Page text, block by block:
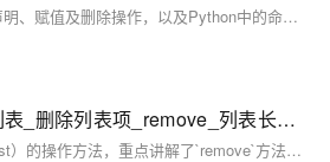
本文介绍了变量的定义、声明、赋值及删除操作，以及Python中的命名规则和常见数据类型。通过示例讲解了字符串与整型的基本用法、类型转换方法和加法运算的区别。此外，还涉及异常处理（try-except）、模块导入（如math和random）及随机数生成等内容。最后总结了实验要点，包括捕获异常、进制转化、变量类型及其相互转换，并简述了编程中AI辅助的应用策略，强调明确目标、分步实施和逐步巩固的重要性。更多资源可在蓝桥、GitHub和Gitee获取。
[oeasy]python089_列表_删除列表项_remove_列表长度_len
本文介绍了Python列表（list）的操作方法，重点讲解了`remove`方法的使用。通过实例演示如何删除列表中的元素，探讨了`ValueError`异常产生的原因，并分析了时间复杂度O(n)的概念。同时提及了`clear`方法清空列表的功能及`len`函数获取列表长度的用法。最后以购物清单为例，展示列表的实际应用场景，并预告快速生成列表的方法将在后续内容中介绍。